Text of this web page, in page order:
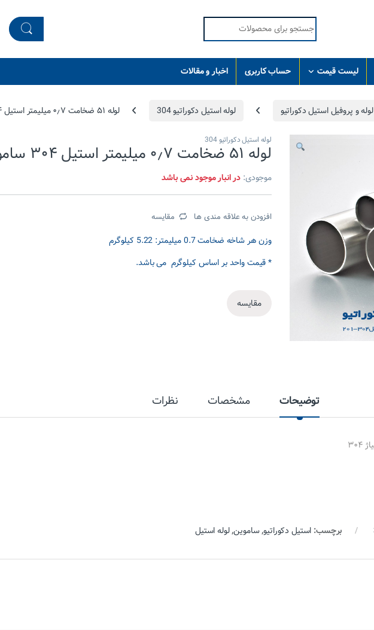
Search for:
لیست قیمت حساب کاربری اخبار و مقالات
لوله و پروفیل استیل دکوراتیو لوله استیل دکوراتیو 304 لوله ۵۱ ضخامت ۰٫۷ میلیمتر استیل ۳۰۴ ساموین
لوله استیل دکوراتیو 304
لوله ۵۱ ضخامت ۰٫۷ میلیمتر استیل ۳۰۴ ساموین
موجودی: در انبار موجود نمی باشد
افزودن به علاقه مندی ها مقایسه
وزن هر شاخه ضخامت 0.7 میلیمتر: 5.22 کیلوگرم
* قیمت واحد بر اساس کیلوگرم می باشد.
مقایسه
توضیحات مشخصات نظرات
برچسب: استیل دکوراتیو,ساموین,لوله استیل